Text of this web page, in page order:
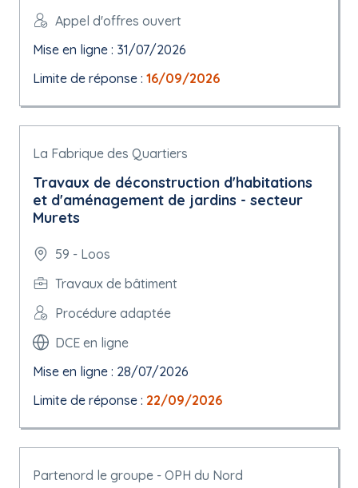
Appel d'offres ouvert
Mise en ligne : 31/07/2026
Limite de réponse : 16/09/2026
La Fabrique des Quartiers
Travaux de déconstruction d'habitations
et d'aménagement de jardins - secteur
Murets
59 - Loos
Travaux de bâtiment
Procédure adaptée
DCE en ligne
Mise en ligne : 28/07/2026
Limite de réponse : 22/09/2026
Partenord le groupe - OPH du Nord